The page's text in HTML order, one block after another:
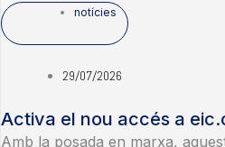
notícies
29/07/2026
Activa el nou accés a
Amb la posada en marxa,